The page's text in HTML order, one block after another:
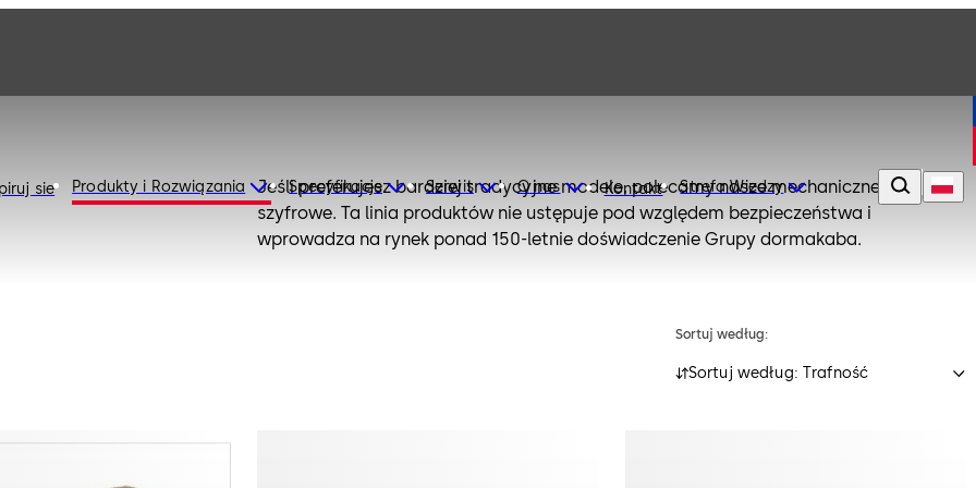
sie Produkty i Rozwiązania Specyfikacje Serwis O nas Kontakt Strefa Wiedzy
Jeśli preferujesz bardziej tradycyjne modele, polecamy nasze mechaniczne zamki
szyfrowe. Ta linia produktów nie ustępuje pod względem bezpieczeństwa i
wprowadza na rynek ponad 150-letnie doświadczenie Grupy dormakaba.
Sortuj według:
Sortuj według: Trafność